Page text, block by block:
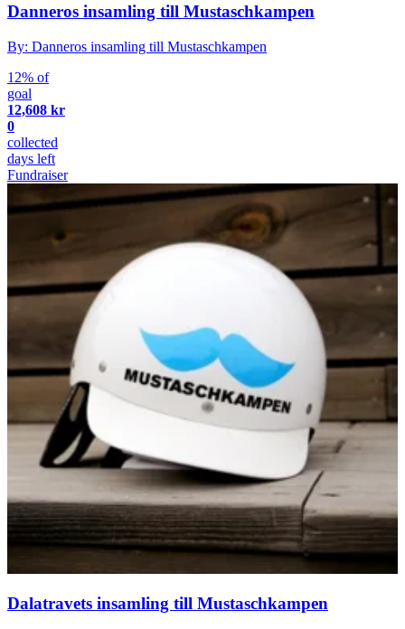
Danneros insamling till Mustaschkampen
By: Danneros insamling till Mustaschkampen
12% of
goal
12,608 kr
0
collected
days left
Fundraiser
Dalatravets insamling till Mustaschkampen